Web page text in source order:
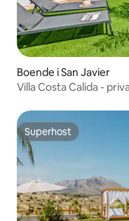
Boende i San Javier
Villa Costa Calida -
Superhost
Superhost